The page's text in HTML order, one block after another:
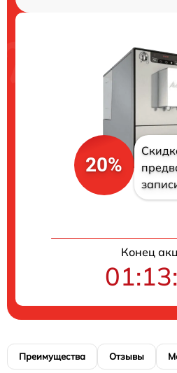
20%
Конец
Преимущества Отзывы